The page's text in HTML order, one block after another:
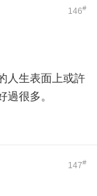
146#
人生表面上或許
過很多。
147#